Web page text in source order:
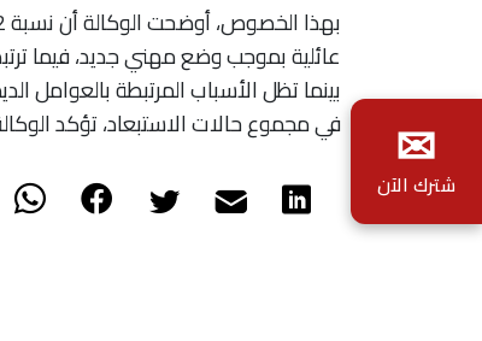
بينما تظل الأسباب المرتبطة بالعوامل
في مجموع حالات الاستبعاد، تؤكد
✉
شترك الآن